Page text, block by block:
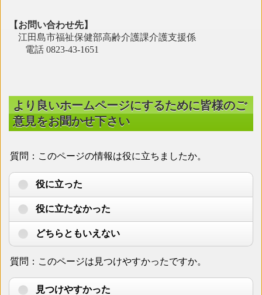
【お問い合わせ先】
江田島市福祉保健部高齢介護課介護支援係
電話 0823-43-1651
より良いホームページにするために皆様のご
意見をお聞かせ下さい
質問：このページの情報は役に立ちましたか。
役に立った
役に立たなかった
どちらともいえない
質問：このページは見つけやすかったですか。
見つけやすかった